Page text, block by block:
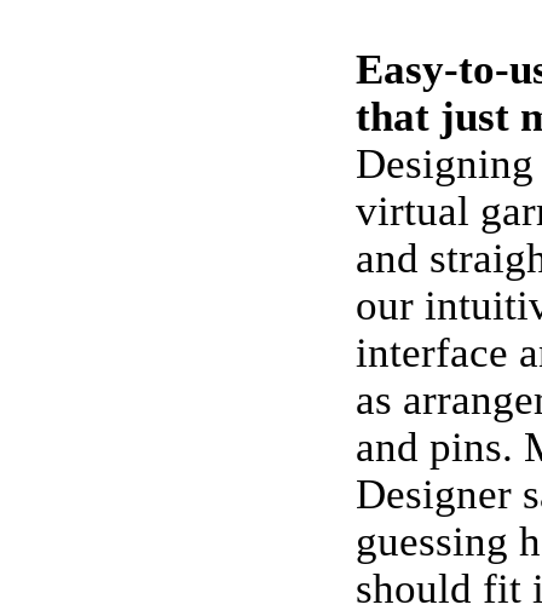
Easy-to-
that just
Designing
virtual
and
our
interface
as
and pins.
Designer
guessing
should fit